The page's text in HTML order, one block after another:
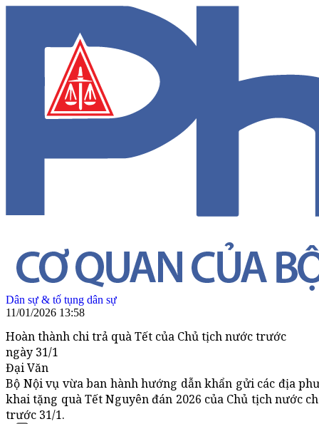
Dân sự & tố tụng dân sự
11/01/2026 13:58
Hoàn thành chi trả quà Tết của Chủ tịch nước trước
ngày 31/1
Đại Văn
Bộ Nội vụ vừa ban hành hướng dẫn khẩn gửi các địa
khai tặng quà Tết Nguyên đán 2026 của Chủ tịch nước
trước 31/1.